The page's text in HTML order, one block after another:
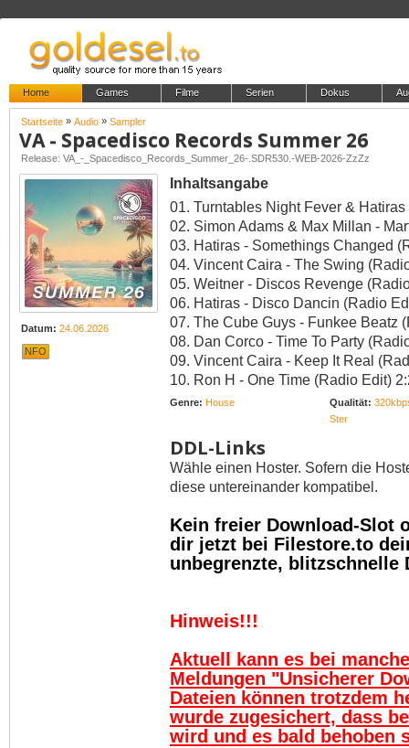
Home Games Filme Serien Dokus
Startseite » Audio » Sampler
VA - Spacedisco Records Summer 26
Release: VA_-_Spacedisco_Records_Summer_26-.SDR530.-WEB-2026-ZzZz
Datum: 24.06.2026
NFO
Inhaltsangabe
01. Turntables Night Fever & Hatiras
02. Simon Adams & Max Millan -
03. Hatiras - Somethings Changed
04. Vincent Caira - The Swing
05. Weitner - Discos Revenge
06. Hatiras - Disco Dancin (Radio
07. The Cube Guys - Funkee Beatz
08. Dan Corco - Time To Party
09. Vincent Caira - Keep It Real
10. Ron H - One Time (Radio Edit)
Genre: House Qualität:
Ster
DDL-Links
Wähle einen Hoster. Sofern die
diese untereinander kompatibel.
Kein freier Download-Slot
dir jetzt bei Filestore.to
unbegrenzte, blitzschnelle
Hinweis!!!
Aktuell kann es bei
Meldungen "Unsicherer
Dateien können trotzdem
wurde zugesichert, dass
wird und es bald behoben